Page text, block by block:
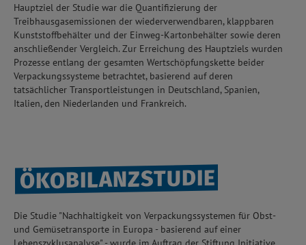
Hauptziel der Studie war die Quantifizierung der
Treibhausgasemissionen der wiederverwendbaren, klappbaren
Kunststoffbehälter und der Einweg-Kartonbehälter sowie deren
anschließender Vergleich. Zur Erreichung des Hauptziels wurden
Prozesse entlang der gesamten Wertschöpfungskette beider
Verpackungssysteme betrachtet, basierend auf deren
tatsächlicher Transportleistungen in Deutschland, Spanien,
Italien, den Niederlanden und Frankreich.
ÖKOBILANZSTUDIE
Die Studie "Nachhaltigkeit von Verpackungssystemen für Obst-
und Gemüsetransporte in Europa - basierend auf einer